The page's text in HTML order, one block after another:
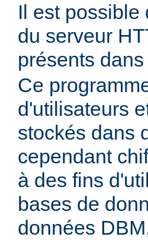
Il est possible
du serveur
présents
Ce
d'utilisateurs
stockés dans
cependant
à des fins
bases de
données